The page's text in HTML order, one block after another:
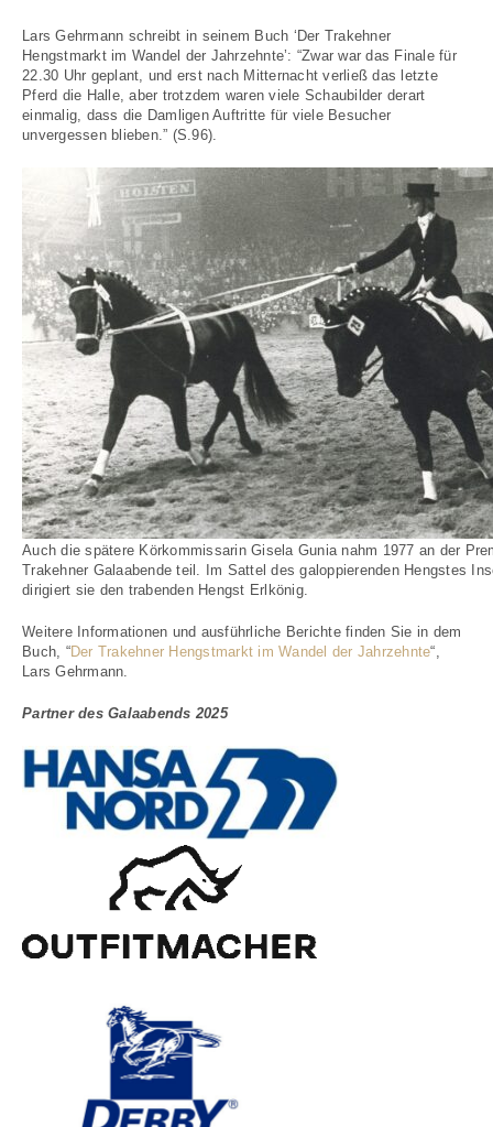
Lars Gehrmann schreibt in seinem Buch ‘Der Trakehner
Hengstmarkt im Wandel der Jahrzehnte’: “Zwar war das Finale für
22.30 Uhr geplant, und erst nach Mitternacht verließ das letzte
Pferd die Halle, aber trotzdem waren viele Schaubilder derart
einmalig, dass die Damligen Auftritte für viele Besucher
unvergessen blieben.” (S.96).
Auch die spätere Körkommissarin Gisela Gunia nahm 1977 an der
Trakehner Galaabende teil. Im Sattel des galoppierenden Hengstes
dirigiert sie den trabenden Hengst Erlkönig.
Weitere Informationen und ausführliche Berichte finden Sie in dem
Buch, “Der Trakehner Hengstmarkt im Wandel der Jahrzehnte“,
Lars Gehrmann.
Partner des Galaabends 2025